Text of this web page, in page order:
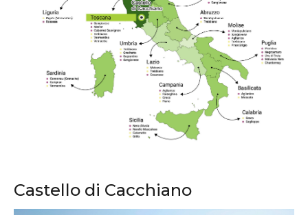
Castello di Cacchiano